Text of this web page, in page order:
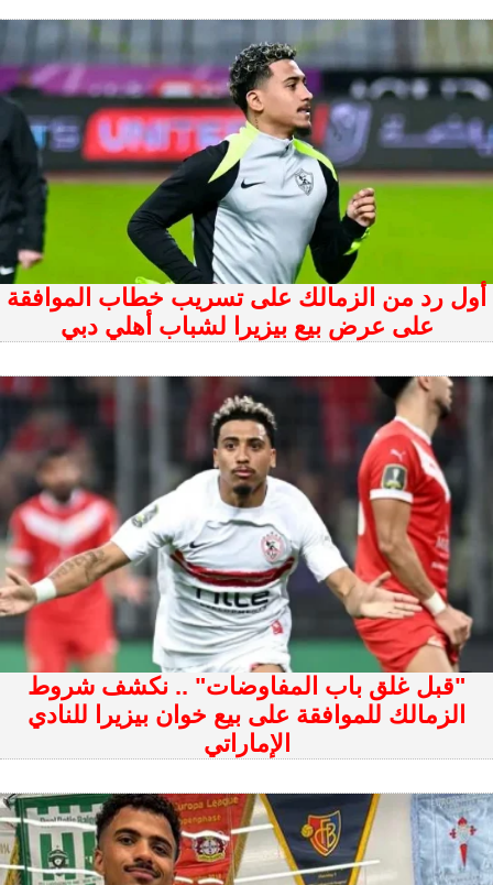
أول رد من الزمالك على تسريب خطاب الموافقة
على عرض بيع بيزيرا لشباب أهلي دبي
"قبل غلق باب المفاوضات" .. نكشف شروط
الزمالك للموافقة على بيع خوان بيزيرا للنادي
الإماراتي